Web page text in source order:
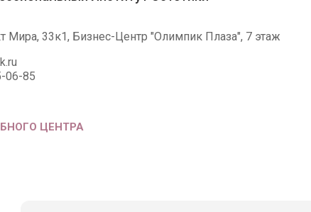
Мира, 33к1, Бизнес-Центр "Олимпик Плаза", 7 этаж
06-85
ЦЕНТРА